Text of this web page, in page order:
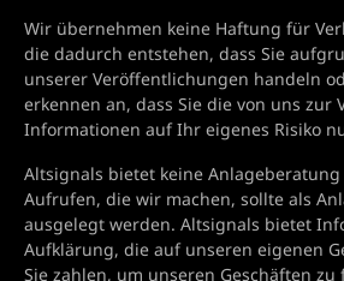
Wir übernehmen keine Haftung für
die dadurch entstehen, dass Sie
unserer Veröffentlichungen handeln
erkennen an, dass Sie die von uns zur
Informationen auf Ihr eigenes Risiko
Altsignals bietet keine
Aufrufen, die wir machen, sollte als
ausgelegt werden. Altsignals bietet
Aufklärung, die auf unseren eigenen
Sie zahlen, um unseren Geschäften